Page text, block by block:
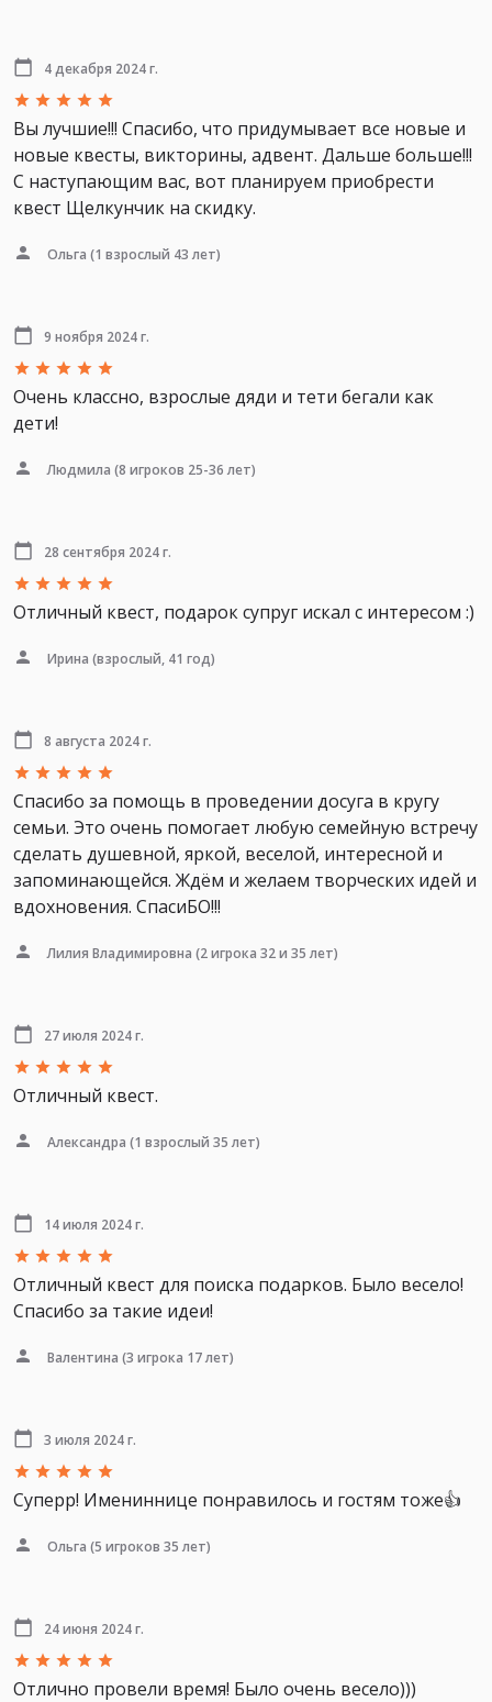
4 декабря 2024 г.
Вы лучшие!!! Спасибо, что придумывает все новые и
новые квесты, викторины, адвент. Дальше больше!!!
С наступающим вас, вот планируем приобрести
квест Щелкунчик на скидку.
Ольга (1 взрослый 43 лет)
9 ноября 2024 г.
Очень классно, взрослые дяди и тети бегали как
дети!
Людмила (8 игроков 25-36 лет)
28 сентября 2024 г.
Отличный квест, подарок супруг искал с интересом :)
Ирина (взрослый, 41 год)
8 августа 2024 г.
Спасибо за помощь в проведении досуга в кругу
семьи. Это очень помогает любую семейную встречу
сделать душевной, яркой, веселой, интересной и
запоминающейся. Ждём и желаем творческих идей и
вдохновения. СпасиБО!!!
Лилия Владимировна (2 игрока 32 и 35 лет)
27 июля 2024 г.
Отличный квест.
Александра (1 взрослый 35 лет)
14 июля 2024 г.
Отличный квест для поиска подарков. Было весело!
Спасибо за такие идеи!
Валентина (3 игрока 17 лет)
3 июля 2024 г.
Суперр! Имениннице понравилось и гостям тоже👍
Ольга (5 игроков 35 лет)
24 июня 2024 г.
Отлично провели время! Было очень весело)))